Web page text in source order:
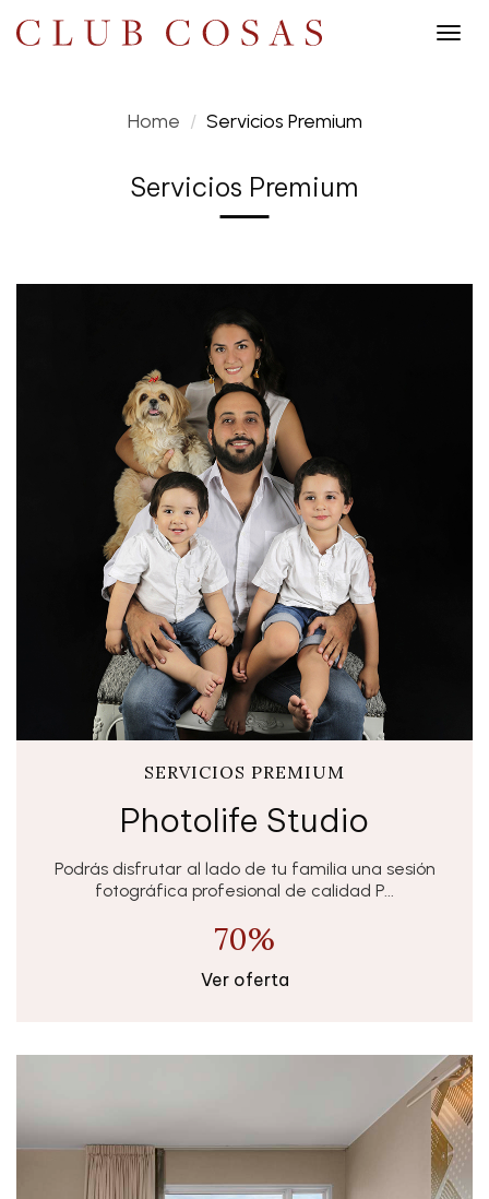
Home Servicios Premium
Servicios Premium
SERVICIOS PREMIUM
Photolife Studio
Podrás disfrutar al lado de tu familia una sesión
fotográfica profesional de calidad P...
70%
Ver oferta